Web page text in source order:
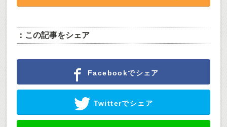
：この記事をシェア
Facebookでシェア
Twitterでシェア